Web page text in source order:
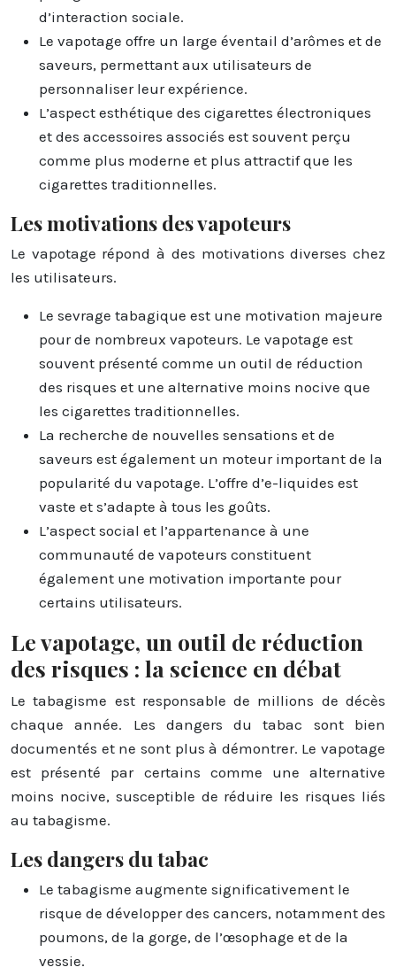
d’interaction sociale.
Le vapotage offre un large éventail d’arômes et de
saveurs, permettant aux utilisateurs de
personnaliser leur expérience.
L’aspect esthétique des cigarettes électroniques
et des accessoires associés est souvent perçu
comme plus moderne et plus attractif que les
cigarettes traditionnelles.
Les motivations des vapoteurs
Le vapotage répond à des motivations diverses chez
les utilisateurs.
Le sevrage tabagique est une motivation majeure
pour de nombreux vapoteurs. Le vapotage est
souvent présenté comme un outil de réduction
des risques et une alternative moins nocive que
les cigarettes traditionnelles.
La recherche de nouvelles sensations et de
saveurs est également un moteur important de la
popularité du vapotage. L’offre d’e-liquides est
vaste et s’adapte à tous les goûts.
L’aspect social et l’appartenance à une
communauté de vapoteurs constituent
également une motivation importante pour
certains utilisateurs.
Le vapotage, un outil de réduction
des risques : la science en débat
Le tabagisme est responsable de millions de décès
chaque année. Les dangers du tabac sont bien
documentés et ne sont plus à démontrer. Le vapotage
est présenté par certains comme une alternative
moins nocive, susceptible de réduire les risques liés
au tabagisme.
Les dangers du tabac
Le tabagisme augmente significativement le
risque de développer des cancers, notamment des
poumons, de la gorge, de l’œsophage et de la
vessie.